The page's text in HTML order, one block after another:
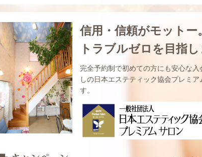
信用・信頼がモットー
トラブルゼロを目指し
完全予約制で初めての方にも安心な入
しの日本エステティック協会プレミア
す。